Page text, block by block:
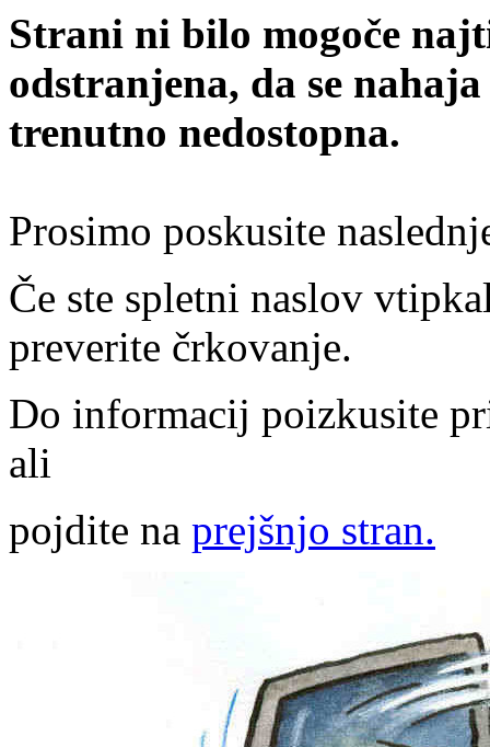
Strani ni bilo mogoče
odstranjena, da se
trenutno nedostopna.
Prosimo poskusite
Če ste spletni naslov
preverite črkovanje.
Do informacij poizkusite
ali
pojdite na prejšnjo stran.